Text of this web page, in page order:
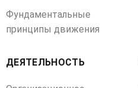
Фундаментальные
принципы движения
ДЕЯТЕЛЬНОСТЬ